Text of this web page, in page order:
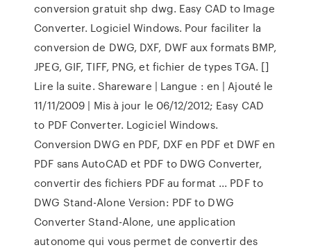
conversion gratuit shp dwg. Easy CAD to Image
Converter. Logiciel Windows. Pour faciliter la
conversion de DWG, DXF, DWF aux formats BMP,
JPEG, GIF, TIFF, PNG, et fichier de types TGA. []
Lire la suite. Shareware | Langue : en | Ajouté le
11/11/2009 | Mis à jour le 06/12/2012; Easy CAD
to PDF Converter. Logiciel Windows.
Conversion DWG en PDF, DXF en PDF et DWF en
PDF sans AutoCAD et PDF to DWG Converter,
convertir des fichiers PDF au format ... PDF to
DWG Stand-Alone Version: PDF to DWG
Converter Stand-Alone, une application
autonome qui vous permet de convertir des